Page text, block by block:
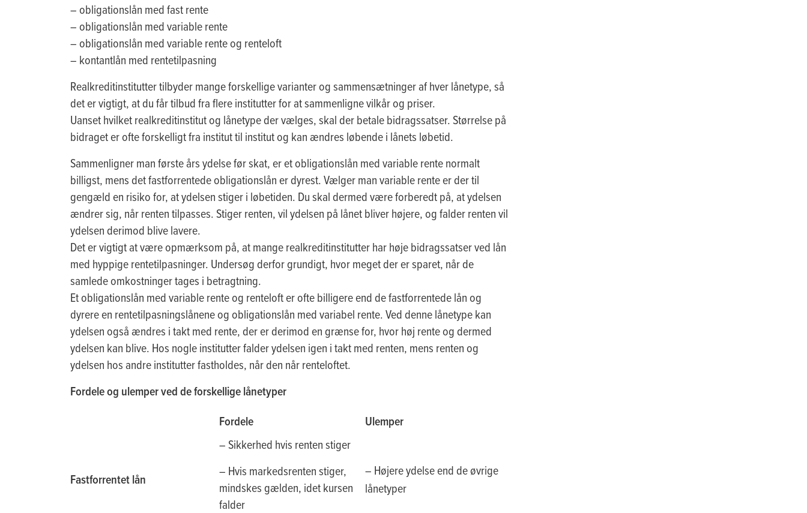
– obligationslån med fast rente
– obligationslån med variable rente
– obligationslån med variable rente og renteloft
– kontantlån med rentetilpasning
Realkreditinstitutter tilbyder mange forskellige varianter og sammensætninger af hver lånetype, så
det er vigtigt, at du får tilbud fra flere institutter for at sammenligne vilkår og priser.
Uanset hvilket realkreditinstitut og lånetype der vælges, skal der betale bidragssatser. Størrelse på
bidraget er ofte forskelligt fra institut til institut og kan ændres løbende i lånets løbetid.
Sammenligner man første års ydelse før skat, er et obligationslån med variable rente normalt
billigst, mens det fastforrentede obligationslån er dyrest. Vælger man variable rente er der til
gengæld en risiko for, at ydelsen stiger i løbetiden. Du skal dermed være forberedt på, at ydelsen
ændrer sig, når renten tilpasses. Stiger renten, vil ydelsen på lånet bliver højere, og falder renten vil
ydelsen derimod blive lavere.
Det er vigtigt at være opmærksom på, at mange realkreditinstitutter har høje bidragssatser ved lån
med hyppige rentetilpasninger. Undersøg derfor grundigt, hvor meget der er sparet, når de
samlede omkostninger tages i betragtning.
Et obligationslån med variable rente og renteloft er ofte billigere end de fastforrentede lån og
dyrere en rentetilpasningslånene og obligationslån med variabel rente. Ved denne lånetype kan
ydelsen også ændres i takt med rente, der er derimod en grænse for, hvor høj rente og dermed
ydelsen kan blive. Hos nogle institutter falder ydelsen igen i takt med renten, mens renten og
ydelsen hos andre institutter fastholdes, når den når renteloftet.
Fordele og ulemper ved de forskellige lånetyper
Fordele
Ulemper
Fastforrentet lån
– Sikkerhed hvis renten stiger
– Hvis markedsrenten stiger,
mindskes gælden, idet kursen
falder
– Højere ydelse end de øvrige
lånetyper